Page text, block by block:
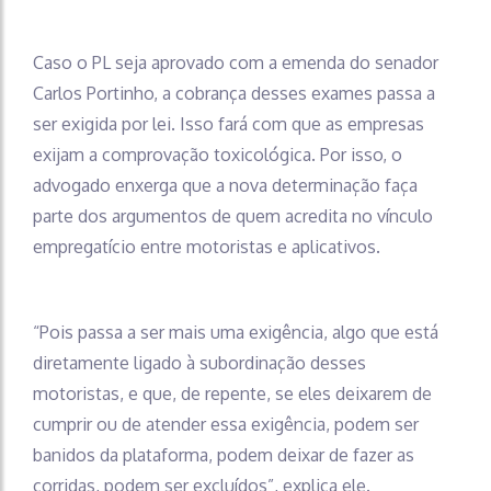
Caso o PL seja aprovado com a emenda do senador
Carlos Portinho, a cobrança desses exames passa a
ser exigida por lei. Isso fará com que as empresas
exijam a comprovação toxicológica. Por isso, o
advogado enxerga que a nova determinação faça
parte dos argumentos de quem acredita no vínculo
empregatício entre motoristas e aplicativos.
“Pois passa a ser mais uma exigência, algo que está
diretamente ligado à subordinação desses
motoristas, e que, de repente, se eles deixarem de
cumprir ou de atender essa exigência, podem ser
banidos da plataforma, podem deixar de fazer as
corridas, podem ser excluídos”, explica ele.